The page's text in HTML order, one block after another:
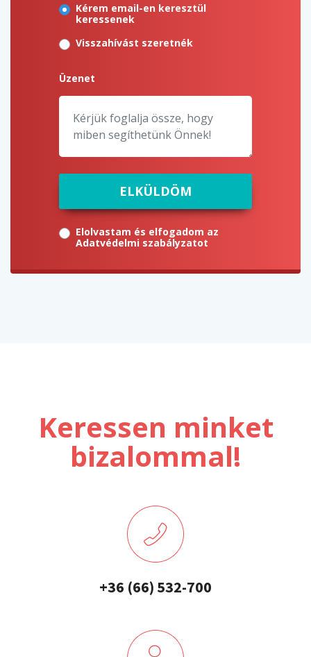
Kérem email-en keresztül
keressenek
Visszahívást szeretnék
Üzenet
ELKÜLDÖM
Elolvastam és elfogadom az
Adatvédelmi szabályzatot
Keressen minket
bizalommal!
+36 (66) 532-700